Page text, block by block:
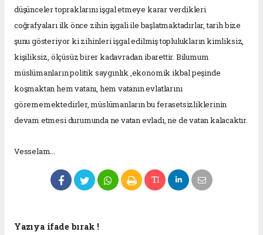
düşünceler topraklarını işgal etmeye karar verdikleri
coğrafyaları ilk önce zihin işgali ile başlatmaktadırlar, tarih bize
şunu gösteriyor ki zihinleri işgal edilmiş toplulukların kimliksiz,
kişiliksiz, ölçüsüz birer kadavradan ibarettir. Bilumum
müslümanların politik saygınlık ,ekonomik ikbal peşinde
koşmaktan hem vatanı, hem vatanın evlatlarını
görememektedirler, müslümanların bu ferasetsizliklerinin
devam etmesi durumunda ne vatan evladı, ne de vatan kalacaktır.
Vesselam...
Yazıya ifade bırak !